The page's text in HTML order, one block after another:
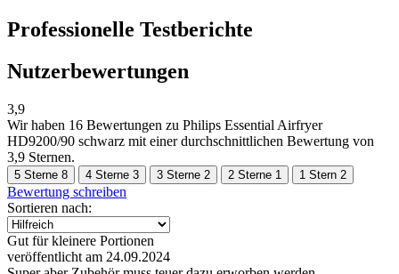
Professionelle Testberichte
Nutzerbewertungen
3,9
Wir haben 16 Bewertungen zu Philips Essential Airfryer
HD9200/90 schwarz mit einer durchschnittlichen Bewertung von
3,9 Sternen.
5 Sterne 8 4 Sterne 3 3 Sterne 2 2 Sterne 1 1 Stern 2
Bewertung schreiben
Sortieren nach:
Gut für kleinere Portionen
veröffentlicht am 24.09.2024